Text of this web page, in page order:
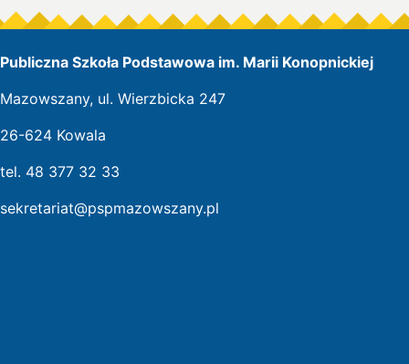
Publiczna Szkoła Podstawowa im. Marii Konopnickiej
Mazowszany, ul. Wierzbicka 247
26-624 Kowala
tel. 48 377 32 33
sekretariat@pspmazowszany.pl